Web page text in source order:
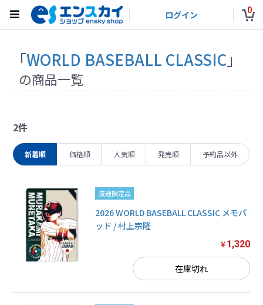
ログイン 0
「WORLD BASEBALL CLASSIC」
の商品一覧
2件
新着順 価格順 人気順 発売順 予約品以外
流通限定品
2026 WORLD BASEBALL CLASSIC メモパ
ッド / 村上宗隆
￥ 1,320
在庫切れ